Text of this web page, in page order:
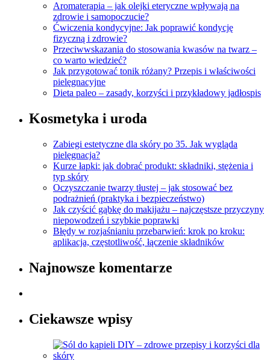
Aromaterapia – jak olejki eteryczne wpływają na
zdrowie i samopoczucie?
Ćwiczenia kondycyjne: Jak poprawić kondycję
fizyczną i zdrowie?
Przeciwwskazania do stosowania kwasów na twarz –
co warto wiedzieć?
Jak przygotować tonik różany? Przepis i właściwości
pielęgnacyjne
Dieta paleo – zasady, korzyści i przykładowy jadłospis
Kosmetyka i uroda
Zabiegi estetyczne dla skóry po 35. Jak wygląda
pielęgnacja?
Kurze łapki: jak dobrać produkt: składniki, stężenia i
typ skóry
Oczyszczanie twarzy tłustej – jak stosować bez
podrażnień (praktyka i bezpieczeństwo)
Jak czyścić gąbkę do makijażu – najczęstsze przyczyny
niepowodzeń i szybkie poprawki
Błędy w rozjaśnianiu przebarwień: krok po kroku:
aplikacja, częstotliwość, łączenie składników
Najnowsze komentarze
Ciekawsze wpisy